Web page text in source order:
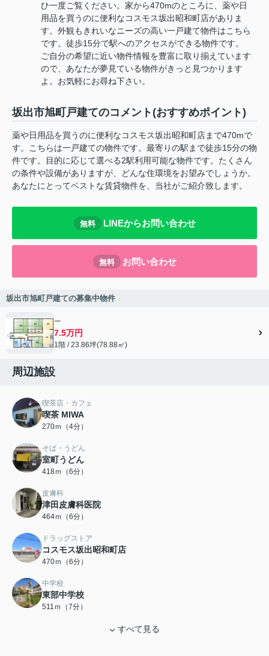
ひ一度ご覧ください。家から470mのところに、薬や日
用品を買うのに便利なコスモス坂出昭和町店がありま
す。外観もきれいなニーズの高い一戸建て物件はこちら
です。徒歩15分で駅へのアクセスができる物件です。
ご自分の希望に近い物件情報を豊富に取り揃えています
ので、あなたが夢見ている物件がきっと見つかります
よ。お気軽にお尋ね下さい。
坂出市旭町戸建てのコメント(おすすめポイント)
薬や日用品を買うのに便利なコスモス坂出昭和町店まで470mで
す。こちらは一戸建ての物件です。最寄りの駅まで徒歩15分の物
件です。目的に応じて選べる2駅利用可能な物件です。たくさん
の条件や設備がありますが、どんな住環境をお望みでしょうか。
あなたにとってベストな賃貸物件を、当社がご紹介致します。
無料 LINEからお問い合わせ
無料 お問い合わせ
坂出市旭町戸建ての募集中物件
ー
7.5万円
1階 / 23.86坪(78.88㎡)
周辺施設
喫茶店・カフェ
喫茶 MIWA
270ｍ（4分）
そば・うどん
室町うどん
418ｍ（6分）
皮膚科
津田皮膚科医院
464ｍ（6分）
ドラッグストア
コスモス坂出昭和町店
470ｍ（6分）
中学校
東部中学校
511ｍ（7分）
すべて見る